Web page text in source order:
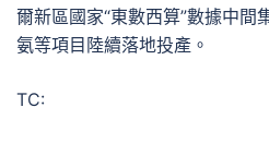
爾新區國家“東數西算”數據中間
氨等項目陸續落地投產。
TC: